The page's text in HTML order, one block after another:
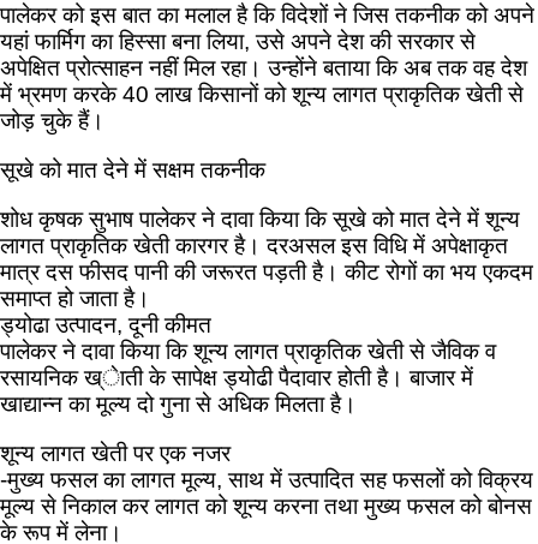
पालेकर को इस बात का मलाल है कि विदेशों ने जिस तकनीक को अपने
यहां फार्मिग का हिस्सा बना लिया, उसे अपने देश की सरकार से
अपेक्षित प्रोत्साहन नहीं मिल रहा। उन्होंने बताया कि अब तक वह देश
में भ्रमण करके 40 लाख किसानों को शून्य लागत प्राकृतिक खेती से
जोड़ चुके हैं।
सूखे को मात देने में सक्षम तकनीक
शोध कृषक सुभाष पालेकर ने दावा किया कि सूखे को मात देने में शून्य
लागत प्राकृतिक खेती कारगर है। दरअसल इस विधि में अपेक्षाकृत
मात्र दस फीसद पानी की जरूरत पड़ती है। कीट रोगों का भय एकदम
समाप्त हो जाता है।
ड्योढा उत्पादन, दूनी कीमत
पालेकर ने दावा किया कि शून्य लागत प्राकृतिक खेती से जैविक व
रसायनिक ख्ेाती के सापेक्ष ड्योढी पैदावार होती है। बाजार में
खाद्यान्न का मूल्य दो गुना से अधिक मिलता है।
शून्य लागत खेती पर एक नजर
-मुख्य फसल का लागत मूल्य, साथ में उत्पादित सह फसलों को विक्रय
मूल्य से निकाल कर लागत को शून्य करना तथा मुख्य फसल को बोनस
के रूप में लेना।